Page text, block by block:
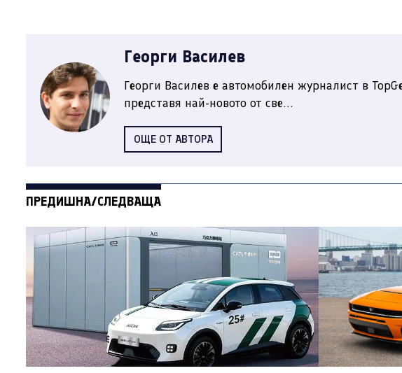
Георги Василев
Георги Василев е автомобилен журналист в
представя най-новото от све...
ОЩЕ ОТ АВТОРА
ПРЕДИШНА/СЛЕДВАЩА